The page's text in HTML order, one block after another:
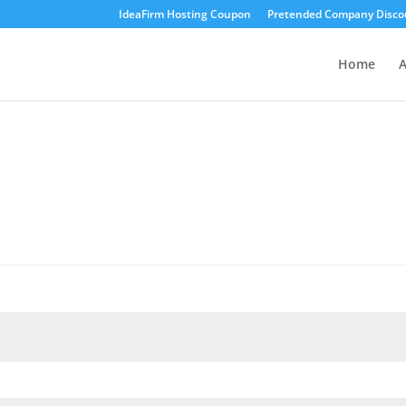
IdeaFirm Hosting Coupon Pretended Company
Home